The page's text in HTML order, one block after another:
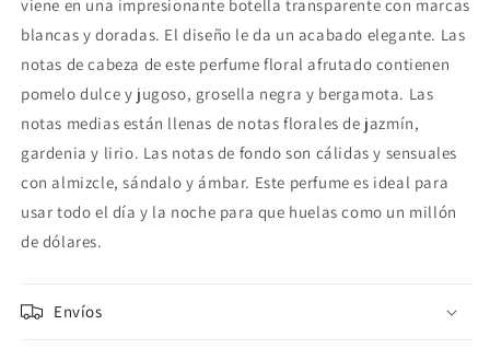
viene en una impresionante botella transparente con marcas
blancas y doradas. El diseño le da un acabado elegante. Las
notas de cabeza de este perfume floral afrutado contienen
pomelo dulce y jugoso, grosella negra y bergamota. Las
notas medias están llenas de notas florales de jazmín,
gardenia y lirio. Las notas de fondo son cálidas y sensuales
con almizcle, sándalo y ámbar. Este perfume es ideal para
usar todo el día y la noche para que huelas como un millón
de dólares.
Envíos